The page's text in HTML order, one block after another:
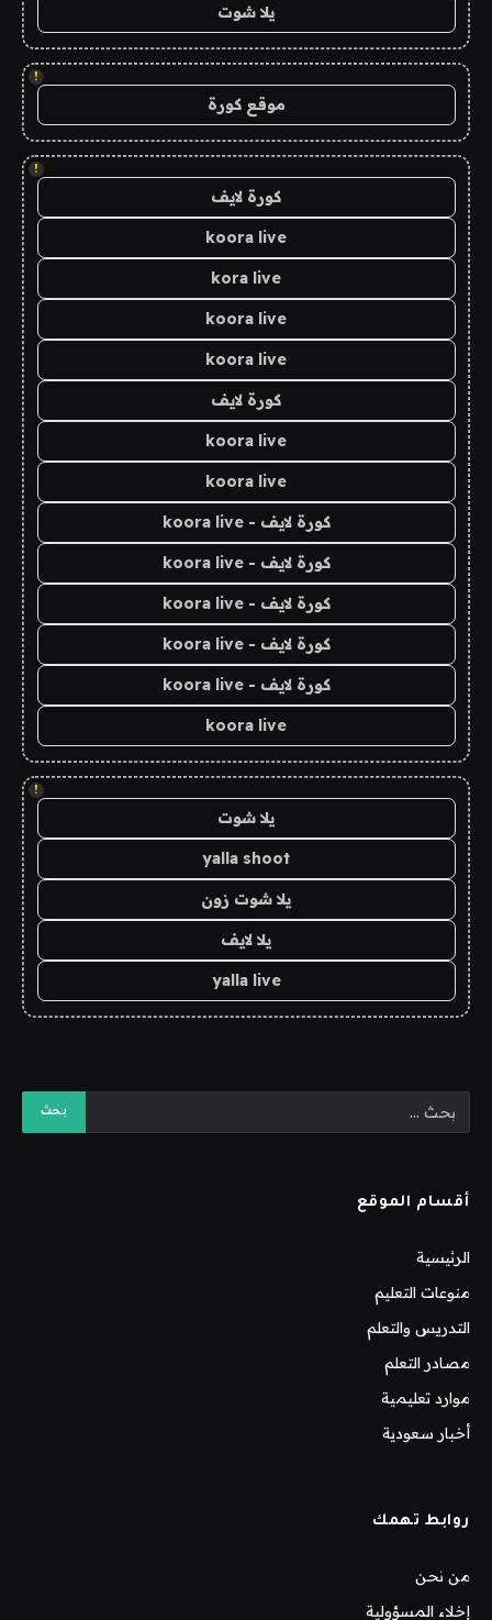
يلا شوت
!
موقع كورة
!
كورة لايف
koora live
kora live
koora live
koora live
كورة لايف
koora live
koora live
كورة لايف - koora live
كورة لايف - koora live
كورة لايف - koora live
كورة لايف - koora live
كورة لايف - koora live
koora live
!
يلا شوت
yalla shoot
يلا شوت زون
يلا لايف
yalla live
أقسام الموقع
الرئيسية
منوعات التعليم
التدريس والتعلم
مصادر التعلم
موارد تعليمية
أخبار سعودية
روابط تهمك
من نحن
إخلاء المسؤولية